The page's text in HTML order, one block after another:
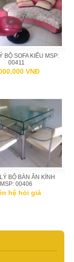
BỘ SOFA KIỂU MSP:
00411
VNĐ
BỘ BÀN ĂN KÍNH
MSP: 00406
hệ hỏi giá